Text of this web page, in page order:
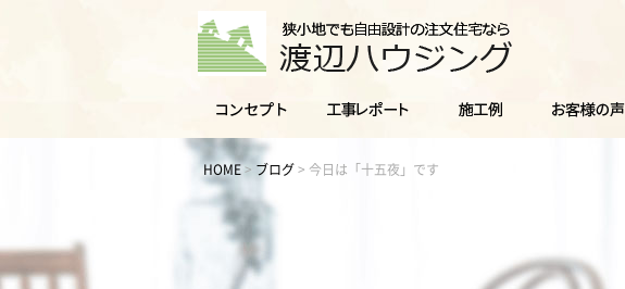
HOME > ブログ > 今日は「十五夜」です